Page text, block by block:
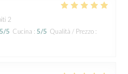
2
5/5 Cucina : 5/5 Qualità / Prezzo :